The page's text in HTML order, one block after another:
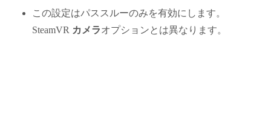
この設定はパススルーのみを有効にします。
SteamVR カメラオプションとは異なります。